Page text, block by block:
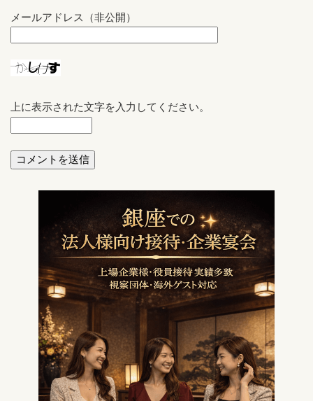
メールアドレス（非公開）
上に表示された文字を入力してください。